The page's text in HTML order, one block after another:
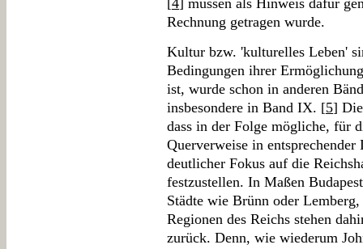
[4] müssen als Hinweis dafür
Rechnung getragen wurde.
Kultur bzw. 'kulturelles Leben'
Bedingungen ihrer
ist, wurde schon in anderen
insbesondere in Band IX. [5]
dass in der Folge mögliche, für
Querverweise in
deutlicher Fokus auf die
festzustellen. In Maßen
Städte wie Brünn oder
Regionen des Reichs stehen
zurück. Denn, wie wiederum